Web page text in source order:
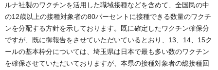
ルナ社製のワクチンを活用した職域接種などを含めて、全国民の中
の12歳以上の接種対象者の80パーセントに接種できる数量のワクチ
ンを分配する方針を示しております。既に確定したワクチン確保分
ですが、既に御報告をさせていただいているとおり、13、14、15ク
ールの基本枠分については、埼玉県は日本で最も多い数のワクチン
を確保させていただいておりますが、本県の接種対象者の総接種回